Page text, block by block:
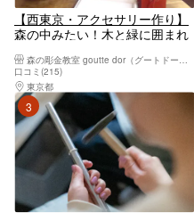
【西東京・アクセサリー作り】
森の中みたい！木と緑に囲まれ
森の彫金教室 goutte dor（グートドール）
口コミ(215)
東京都